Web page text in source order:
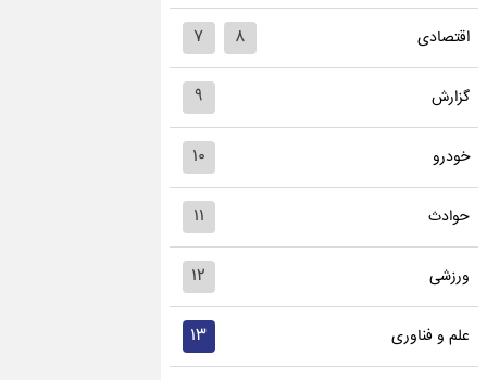
اقتصادی ۷ ۸
گزارش ۹
خودرو ۱۰
حوادث ۱۱
ورزشی ۱۲
علم و فناوری ۱۳